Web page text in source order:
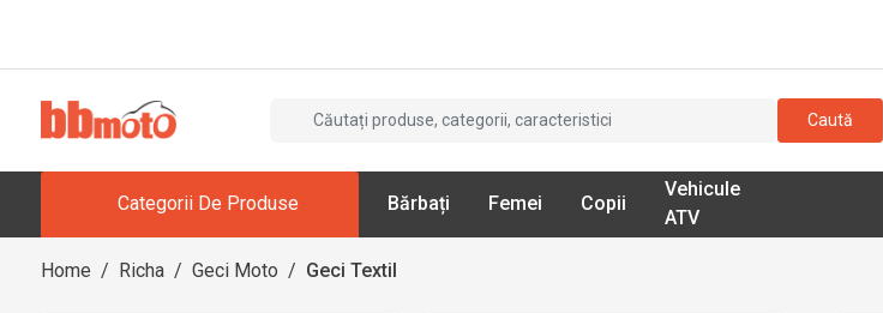
Caută
Categorii De Produse Bărbați Femei Copii
Vehicule
ATV
Home / Richa / Geci Moto / Geci Textil